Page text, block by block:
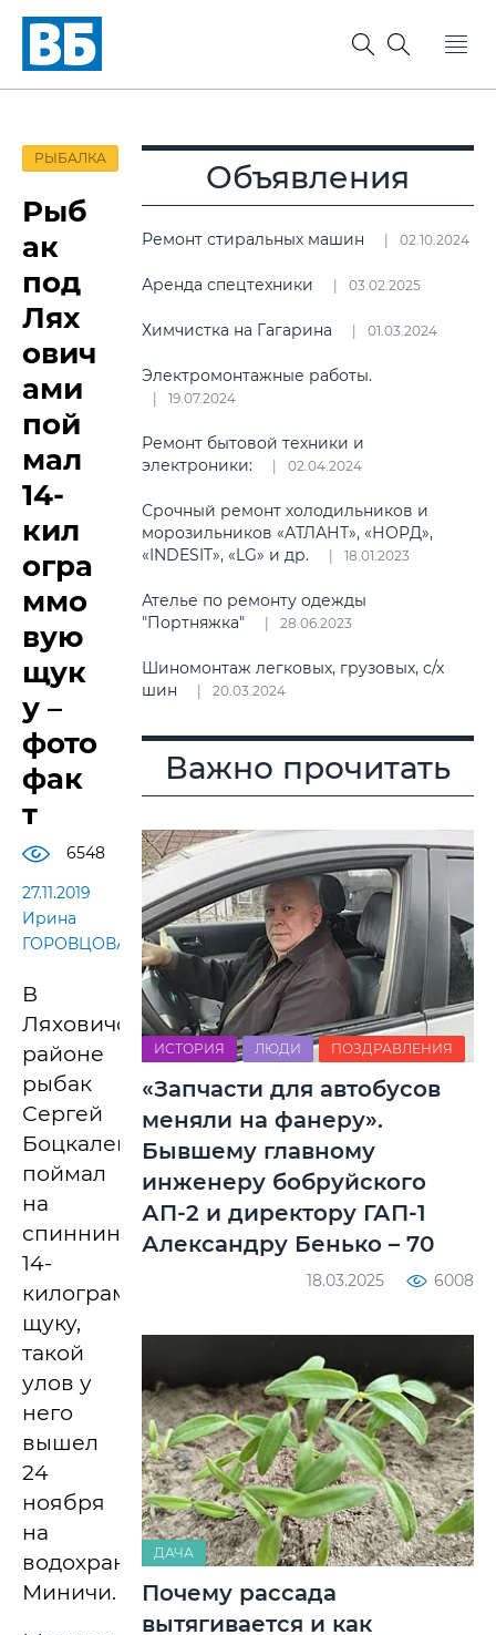
РЫБАЛКА
Рыб
ак
под
Лях
ович
ами
пой
мал
14-
кил
огра
ммо
вую
щук
у –
фото
фак
т
6548
27.11.2019
Ирина
ГОРОВЦОВА
В
Ляховичском
районе
рыбак
Сергей
Боцкалевич
поймал
на
спиннинг
14-
килограммовую
щуку,
такой
улов у
него
вышел
24
ноября
на
водохранилище
Миничи.
Объявления
Ремонт стиральных машин 02.10.2024
Аренда спецтехники 03.02.2025
Химчистка на Гагарина 01.03.2024
Электромонтажные работы.
19.07.2024
Ремонт бытовой техники и
электроники:
02.04.2024
Срочный ремонт холодильников и
морозильников «АТЛАНТ», «НОРД»,
«INDESIT», «LG» и др.
18.01.2023
Ателье по ремонту одежды
"Портняжка"
28.06.2023
Шиномонтаж легковых, грузовых, с/х
шин
20.03.2024
Важно прочитать
ИСТОРИЯ ЛЮДИ ПОЗДРАВЛЕНИЯ
«Запчасти для автобусов
меняли на фанеру».
Бывшему главному
инженеру бобруйского
АП-2 и директору ГАП-1
Александру Бенько – 70
18.03.2025 6008
ДАЧА
Почему рассада
вытягивается и как